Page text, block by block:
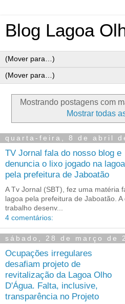
Blog Lagoa
Mostrando postagens com
Mostrar todas
quarta-feira, 8 de abril
TV Jornal fala do nosso blog e
denuncia o lixo jogado na lagoa
pela prefeitura de Jaboatão
A Tv Jornal (SBT), fez uma matéria
lagoa pela prefeitura de Jaboatão.
trabalho desenv...
4 comentários:
sábado, 28 de março de
Ocupações irregulares
desafiam projeto de
revitalização da Lagoa Olho
D'Água. Falta, inclusive,
transparência no Projeto